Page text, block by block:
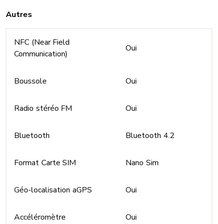
Autres
NFC (Near Field
Communication)
Oui
Boussole Oui
Radio stéréo FM Oui
Bluetooth Bluetooth 4.2
Format Carte SIM Nano Sim
Géo-localisation aGPS Oui
Accéléromètre Oui